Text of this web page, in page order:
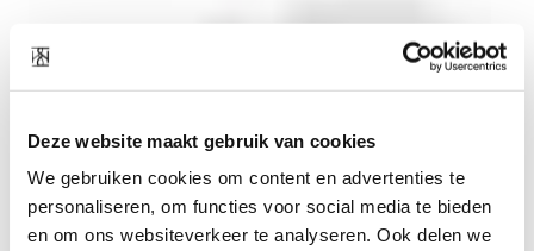
Deze website maakt gebruik van cookies
We gebruiken cookies om content en advertenties te
personaliseren, om functies voor social media te bieden
en om ons websiteverkeer te analyseren. Ook delen we